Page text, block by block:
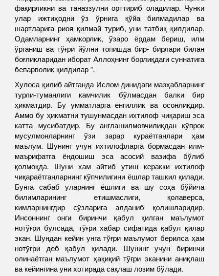
фақирликни ва таназзулни орттириб оладилар. Чунки
улар ижтиҳодни ўз ўрнига қўйа билмадилар ва
шартларига риоя қилмай туриб, уни татбиқ қилдилар.
Одамларнинг ҳамкорлик, ўзаро ёрдам бериш, илм
ўрганиш ва тўғри йўлни топишда бир- бирлари билан
боғликларидан иборат Аллоҳнинг борлиқдаги суннатига
бепарволик қилдилар ”.
Хулоса қилиб айтганда Ислом динидаги мазҳабларнинг
турли-туманлиги камчилик бўлмасдан балки бир
ҳикматдир. Бу умматларга енгиллик ва осонликдир.
Аммо бу ҳикматни тушунмасдан ихтилоф чиқариш эса
катта мусибатдир. Бу англашилмовчиликдан кўпрок
мусулмонларнинг ўзи зарар кураётганлари ҳам
маълум. Шунинг учун ихтилофларга бормасдан илм-
маърифатга ёндошиш эса асосий вазифа бўлиб
қолмоқда. Шуни хам айтиб утиш керакки ихтилоф
чиқараётганларнинг кўпчилигини ёшлар ташкил қилади.
Бунга сабаб уларнинг ёшлиги ва шу соҳа бўйича
билимларининг етишмаслиги, қолаверса,
кимларнингдир сўзларига алданиб қолишларидир.
Инсоннинг онги биринчи қабул қилган маълумот
нотўғри булсада, тўғри хабар сифатида қабул қилар
экан. Шундан кейин унга тўғри маълумот берилса ҳам
нотўғри деб қабул қилади. Шунинг учун биринчи
олинаётган маълумот ҳақиқий тўғри эканини аниқлаш
ва кейингина уни хотирада сақлаш лозим бўлади.